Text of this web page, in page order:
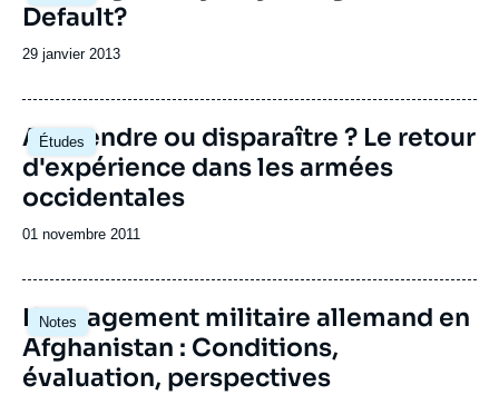
Default?
Date
publication
29 janvier 2013
Études
Apprendre ou disparaître ? Le retour
d'expérience dans les armées
occidentales
Date
publication
01 novembre 2011
Notes
L'engagement militaire allemand en
Afghanistan : Conditions,
évaluation, perspectives